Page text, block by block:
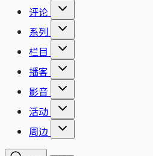
评论
系列
栏目
播客
影音
活动
周边